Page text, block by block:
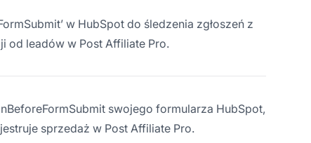
w HubSpot do śledzenia zgłoszeń z
od leadów w Post Affiliate Pro.
swojego formularza HubSpot,
sprzedaż w Post Affiliate Pro.